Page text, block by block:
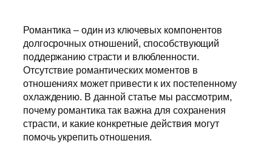
Романтика – один из ключевых компонентов
долгосрочных отношений, способствующий
поддержанию страсти и влюбленности.
Отсутствие романтических моментов в
отношениях может привести к их постепенному
охлаждению. В данной статье мы рассмотрим,
почему романтика так важна для сохранения
страсти, и какие конкретные действия могут
помочь укрепить отношения.